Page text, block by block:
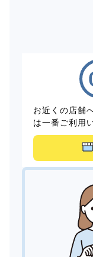
お近くの店舗
は一番ご利用